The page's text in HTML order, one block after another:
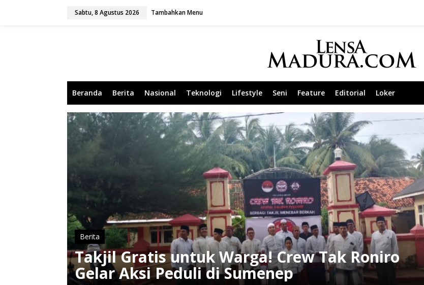
Sabtu, 8 Agustus 2026 Tambahkan Menu
Beranda Berita Nasional Teknologi Lifestyle Seni Feature Editorial Loker
Berita
Takjil Gratis untuk Warga! Crew Tak Roniro
Gelar Aksi Peduli di Sumenep